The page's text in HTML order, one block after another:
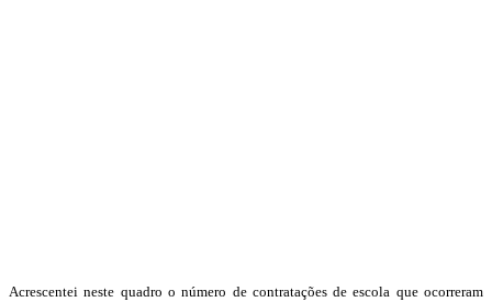
Acrescentei neste quadro o número de contratações de escola que ocorreram